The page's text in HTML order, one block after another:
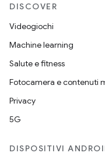
DISCOVER
Videogiochi
Machine learning
Salute e fitness
Fotocamera e contenuti
Privacy
5G
DISPOSITIVI